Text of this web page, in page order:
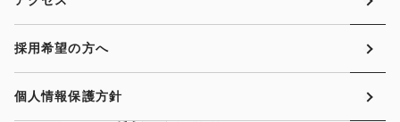
採用希望の方へ
個人情報保護方針